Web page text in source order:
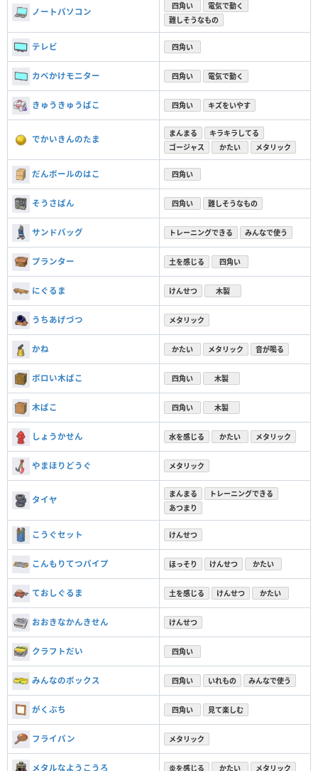
ノートパソコン
四角い
電気で動く
難しそうなもの
テレビ 四角い
カベかけモニター 四角い 電気で動く
きゅうきゅうばこ 四角い キズをいやす
でかいきんのたま
まんまる
キラキラしてる
ゴージャス
かたい メタリック
だんボールのはこ 四角い
そうさばん 四角い 難しそうなもの
サンドバッグ トレーニングできる みんなで使う
プランター 土を感じる 四角い
にぐるま けんせつ 木製
うちあげづつ メタリック
かね かたい メタリック 音が鳴る
ボロい木ばこ 四角い 木製
木ばこ 四角い 木製
しょうかせん 水を感じる かたい メタリック
やまほりどうぐ メタリック
タイヤ
まんまる
トレーニングできる
あつまり
こうぐセット けんせつ
こんもりてつパイプ ほっそり けんせつ かたい
ておしぐるま 土を感じる けんせつ かたい
おおきなかんきせん けんせつ
クラフトだい 四角い
みんなのボックス 四角い いれもの みんなで使う
がくぶち 四角い 見て楽しむ
フライパン メタリック
メタルなようこうろ 炎を感じる かたい メタリック